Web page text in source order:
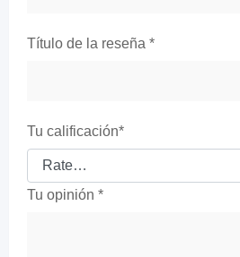
Título de la reseña *
Tu calificación*
Tu opinión *